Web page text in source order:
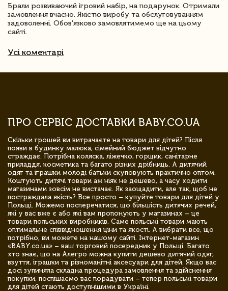
Брали розвиваючий ігровий набір, на подарунок. Отримали
замовлення вчасно. Якістю виробу та обслуговуванням
задоволенні. Обов'язково замовлятимемо ще на цьому
сайті.
Усі коментарі
ПРО СЕРВІС ДОСТАВКИ BABY.CO.UA
Скільки грошей ви витрачаєте на товари для дітей? Після
появи в будинку малюка, сімейний бюджет відчутно
страждає. Потрібна коляска, ліжечко, горщик, санітарне
приладдя, косметика та багато різних дрібниць. А дитячий
одяг та іграшки молоді батьки скуповують практично оптом.
Коштують дитячі товари аж ніяк не дешево, а часу ходити
магазинами зовсім не вистачає. Як заощадити, але так, щоб не
постраждала якість? Все просто – купуйте товари для дітей у
Польщі. Можемо посперечатися, що більшість дитячих речей,
які у вас вже є або які вам пропонують у магазинах – це
товари польських виробників. Саме польські товари мають
оптимальне співвідношення ціни та якості. А вибрати все, що
потрібно, ви можете на нашому сайті. Інтернет-магазин
«BABY.co.ua» – ваш торговий посередник у Польщі. Багато
хто знає, що на Алегро можна купити дешево дитячий одяг,
взуття, іграшки та різноманітні аксесуари для дітей. Якщо вас
досі зупиняла складна процедура замовлення та здійснення
покупки, поспішаємо вас порадувати – тепер польські товари
для дітей стають доступнішими в Україні.